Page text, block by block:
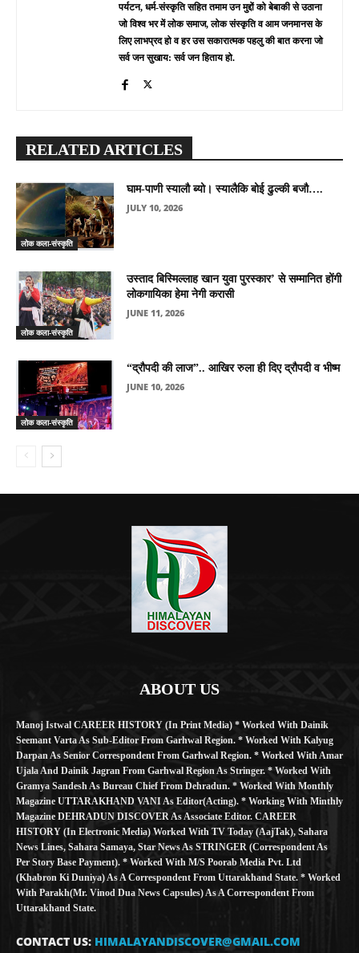
पर्यटन, धर्म-संस्कृति सहित तमाम उन मुद्दों को बेबाकी से उठाना
जो विश्व भर में लोक समाज, लोक संस्कृति व आम जनमानस के
लिए लाभप्रद हो व हर उस सकारात्मक पहलु की बात करना जो
सर्व जन सुखाय: सर्व जन हिताय हो.
RELATED ARTICLES
लोक कला-संस्कृति
घाम-पाणी स्यालौ ब्यो। स्यालैकि बोई ढुल्की बजौ….
JULY 10, 2026
लोक कला-संस्कृति
उस्ताद बिस्मिल्लाह खान युवा पुरस्कार’ से सम्मानित होंगी
लोकगायिका हेमा नेगी करासी
JUNE 11, 2026
लोक कला-संस्कृति
“द्रौपदी की लाज”.. आखिर रुला ही दिए द्रौपदी व भीष्म
JUNE 10, 2026
ABOUT US
Manoj Istwal CAREER HISTORY (in Print Media) * Worked With Dainik
Seemant Varta As Sub-Editor From Garhwal Region. * Worked With Kalyug
Darpan As Senior Correspondent From Garhwal Region. * Worked With Amar
Ujala And Dainik Jagran From Garhwal Region As Stringer. * Worked With
Gramya Sandesh As Bureau Chief From Dehradun. * Worked With Monthly
Magazine UTTARAKHAND VANI As Editor(Acting). * Working With Minthly
Magazine DEHRADUN DISCOVER As Associate Editor. CAREER
HISTORY (in Electronic Media) Worked With TV Today (AajTak), Sahara
News Lines, Sahara Samaya, Star News As STRINGER (Correspondent As
Per Story Base Payment). * Worked With M/S Poorab Media Pvt. Ltd
(Khabron Ki Duniya) As A Correspondent From Uttarakhand State. * Worked
With Parakh(Mr. Vinod Dua News Capsules) As A Correspondent From
Uttarakhand State.
CONTACT US: HIMALAYANDISCOVER@GMAIL.COM